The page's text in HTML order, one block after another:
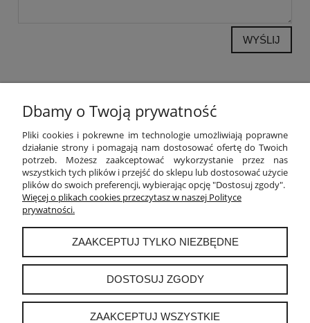
WYŚLIJ
POMOC
MOJE KONTO
PŁATNOŚCI I DOSTAWA
INFORMACJE
O NAS
Dbamy o Twoją prywatność
Pliki cookies i pokrewne im technologie umożliwiają poprawne
działanie strony i pomagają nam dostosować ofertę do Twoich
potrzeb. Możesz zaakceptować wykorzystanie przez nas
wszystkich tych plików i przejść do sklepu lub dostosować użycie
plików do swoich preferencji, wybierając opcję "Dostosuj zgody".
Więcej o plikach cookies przeczytasz w naszej Polityce
prywatności.
ZAAKCEPTUJ TYLKO NIEZBĘDNE
DOSTOSUJ ZGODY
ZAAKCEPTUJ WSZYSTKIE